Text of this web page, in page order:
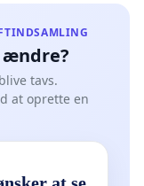
ændre?
tavs.
at oprette en
at se